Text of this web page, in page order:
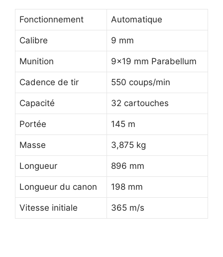
Fonctionnement Automatique
Calibre 9 mm
Munition 9×19 mm Parabellum
Cadence de tir 550 coups/min
Capacité 32 cartouches
Portée 145 m
Masse 3,875 kg
Longueur 896 mm
Longueur du canon 198 mm
Vitesse initiale 365 m/s